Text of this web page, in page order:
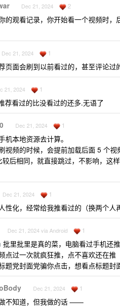
Dec 21, 2024 2
的观看记录，你开始看一个视频时
Dec 21, 2024 1
页面会刷到以前看过的，甚至评论过
21, 2024 1
荐看过的比没看过的还多.无语了
Dec 21, 2024 1
机本地资源去计算。
视频的时候，会提前加载后面 5 个
较后相同，就直接跳过，不影响，这
Dec 21, 2024 1
性化，经常给我推看过的（换两个人
Dec 21, 2024 via Android 1
批里批里是真的菜，电脑看过手机还推
点过一次就疯狂推，点不喜欢还在推
题党封面党骗你点击，想看点标题封
Dec 21, 2024 1
不知道，但我做的话 ——